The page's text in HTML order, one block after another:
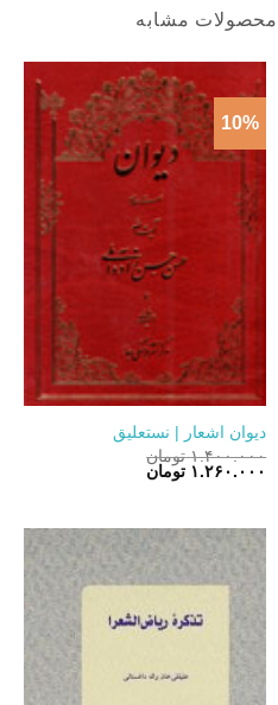
محصولات مشابه
10%
دیوان اشعار | نستعلیق
۱.۴۰۰.۰۰۰ تومان
قیمت
۱.۲۶۰.۰۰۰ تومانقیمت